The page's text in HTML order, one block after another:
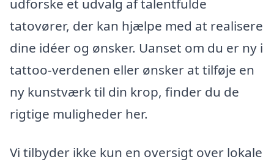
udforske et udvalg af talentfulde
tatovører, der kan hjælpe med at realisere
dine idéer og ønsker. Uanset om du er ny i
tattoo-verdenen eller ønsker at tilføje en
ny kunstværk til din krop, finder du de
rigtige muligheder her.
Vi tilbyder ikke kun en oversigt over lokale